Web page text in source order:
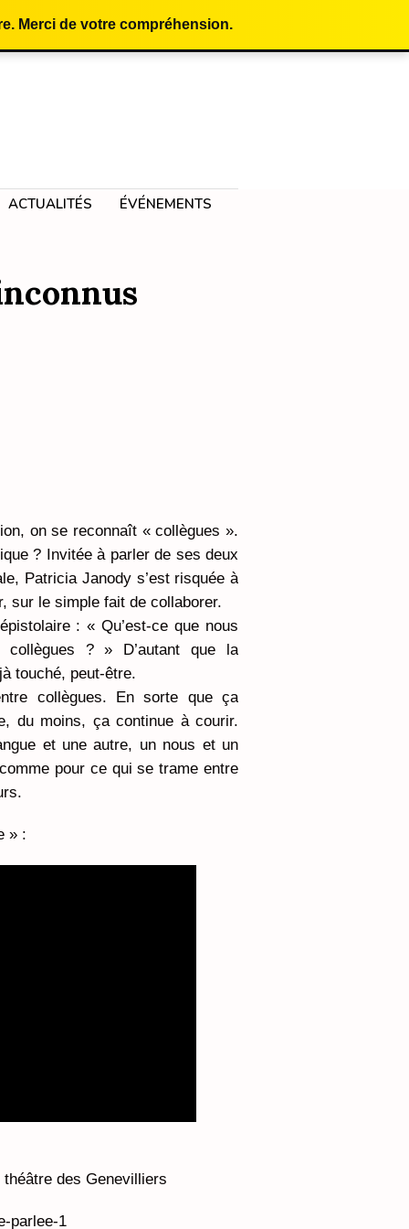
Merci de votre compréhension.
ACTUALITÉS ÉVÉNEMENTS
on se reconnaît « collègues ».
? Invitée à parler de ses deux
Patricia Janody s’est risquée à
sur le simple fait de collaborer.
: « Qu’est-ce que nous
collègues ? » D’autant que la
touché, peut-être.
collègues. En sorte que ça
du moins, ça continue à courir.
et une autre, un nous et un
pour ce qui se trame entre
» :
théâtre des Genevilliers
parlee-1